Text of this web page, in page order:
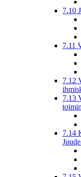
7.10
7.11
7.12
7.13
7.14